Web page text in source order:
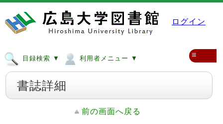
ログイン
目録検索 ▼ 利用者メニュー ▼ ≡
書誌詳細
前の画面へ戻る